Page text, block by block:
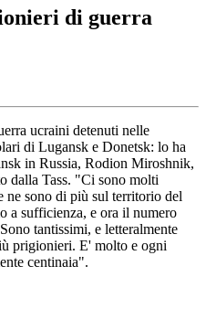
di guerra
ucraini detenuti nelle
di Lugansk e Donetsk: lo ha
in Russia, Rodion Miroshnik,
dalla Tass. "Ci sono molti
sono di più sul territorio del
a sufficienza, e ora il numero
tantissimi, e letteralmente
prigionieri. E' molto e ogni
centinaia".